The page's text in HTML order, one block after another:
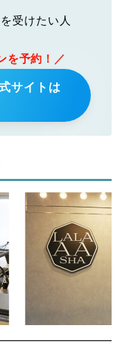
受けたい人
を予約！／
サイトは